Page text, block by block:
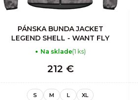
PÁNSKA BUNDA JACKET
LEGEND SHELL - WANT FLY
Na sklade(1 ks)
212 €
S M L XL